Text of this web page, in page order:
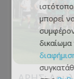
μπορεί
δικαίωμα